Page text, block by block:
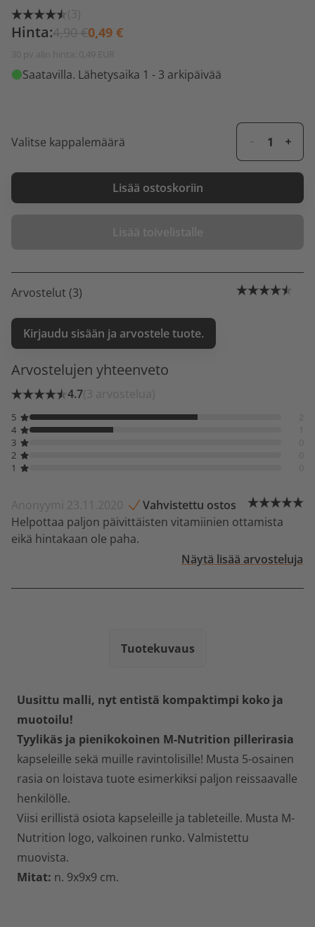
(3)
Hinta:4,90 €0,49 €
30 pv alin hinta: 0,49 EUR
Saatavilla. Lähetysaika 1 - 3 arkipäivää
Valitse kappalemäärä
Lisää ostoskoriin
Lisää toivelistalle
Arvostelut (3)
Kirjaudu sisään ja arvostele tuote.
Arvostelujen yhteenveto
4.7(3 arvostelua)
5
2
4
3
2
1
Anonyymi 23.11.2020
Vahvistettu ostos
Helpottaa paljon päivittäisten vitamiinien ottamista
eikä hintakaan ole paha.
Näytä lisää arvosteluja
Tuotekuvaus
Uusittu malli, nyt entistä kompaktimpi koko ja
muotoilu!
Tyylikäs ja pienikokoinen M-Nutrition pillerirasia
kapseleille sekä muille ravintolisille! Musta 5-osainen
rasia on loistava tuote esimerkiksi paljon reissaavalle
henkilölle.
Viisi erillistä osiota kapseleille ja tableteille. Musta M-
Nutrition logo, valkoinen runko. Valmistettu
muovista.
Mitat: n. 9x9x9 cm.